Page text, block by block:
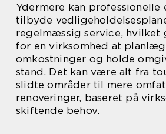
Ydermere kan professionelle
tilbyde
regelmæssig service, hvilket
for en virksomhed at
omkostninger og holde
stand. Det kan være alt fra
slidte områder til mere
renoveringer, baseret på
skiftende behov.